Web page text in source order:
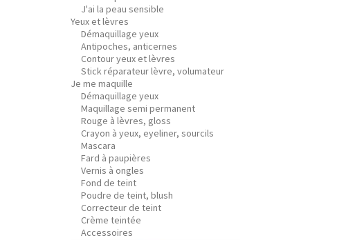
J'ai la peau sensible
Yeux et lèvres
Démaquillage yeux
Antipoches, anticernes
Contour yeux et lèvres
Stick réparateur lèvre, volumateur
Je me maquille
Démaquillage yeux
Maquillage semi permanent
Rouge à lèvres, gloss
Crayon à yeux, eyeliner, sourcils
Mascara
Fard à paupières
Vernis à ongles
Fond de teint
Poudre de teint, blush
Correcteur de teint
Crème teintée
Accessoires